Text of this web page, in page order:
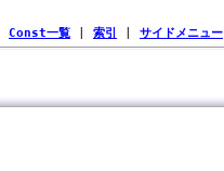
Const一覧 索引 サイドメニュー